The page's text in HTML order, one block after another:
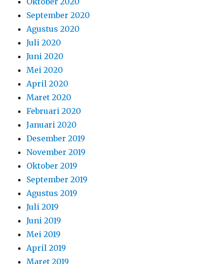
September 2020
Agustus 2020
Juli 2020
Juni 2020
Mei 2020
April 2020
Maret 2020
Februari 2020
Januari 2020
Desember 2019
November 2019
Oktober 2019
September 2019
Agustus 2019
Juli 2019
Juni 2019
Mei 2019
April 2019
Maret 2019